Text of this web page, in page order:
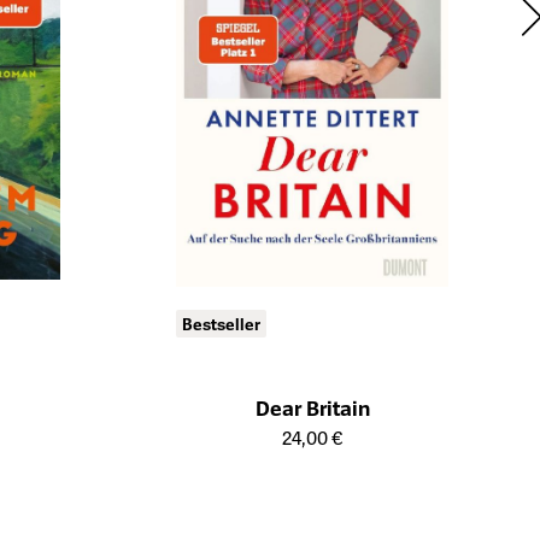
Bestseller
Dear Britain
Öffnet die Detailseite des Produkts
24,00 €